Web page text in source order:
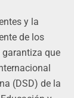
y la
de los
que
(DSD) de la